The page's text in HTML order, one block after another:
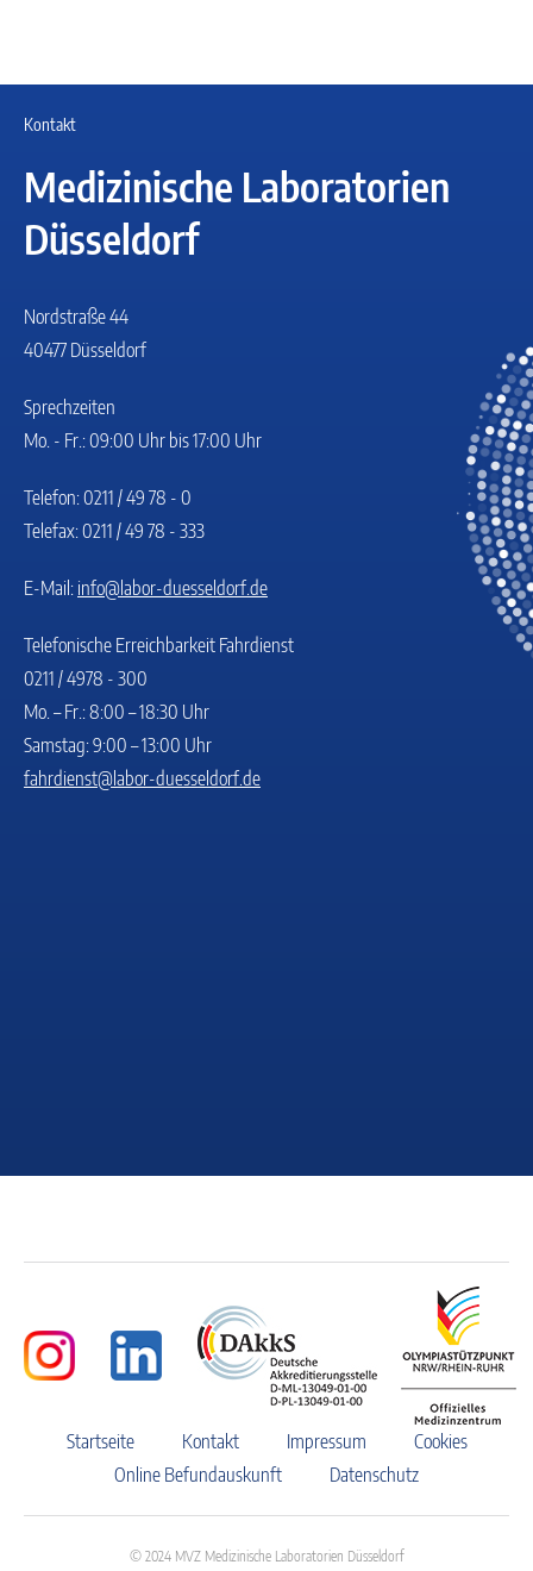
Kontakt
Medizinische Laboratorien
Düsseldorf
Nordstraße 44
40477 Düsseldorf
Sprechzeiten
Mo. - Fr.: 09:00 Uhr bis 17:00 Uhr
Telefon: 0211 / 49 78 - 0
Telefax: 0211 / 49 78 - 333
E-Mail: info@labor-duesseldorf.de
Telefonische Erreichbarkeit Fahrdienst
0211 / 4978 - 300
Mo. – Fr.: 8:00 – 18:30 Uhr
Samstag: 9:00 – 13:00 Uhr
fahrdienst@labor-duesseldorf.de
Startseite Kontakt Impressum
Cookies
Online Befundauskunft
Datenschutz
© 2024 MVZ Medizinische Laboratorien Düsseldorf